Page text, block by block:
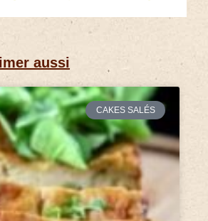
aussi
CAKES SALÉS